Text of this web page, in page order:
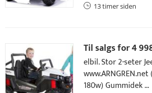
13 timer siden
Til salgs for4
elbil. Stor 2-seter
180w) Gummidek ...